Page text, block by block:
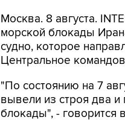
Москва. 8 августа.
морской блокады
судно, которое
Центральное
"По состоянию на 7
вывели из строя два
блокады", - говорится